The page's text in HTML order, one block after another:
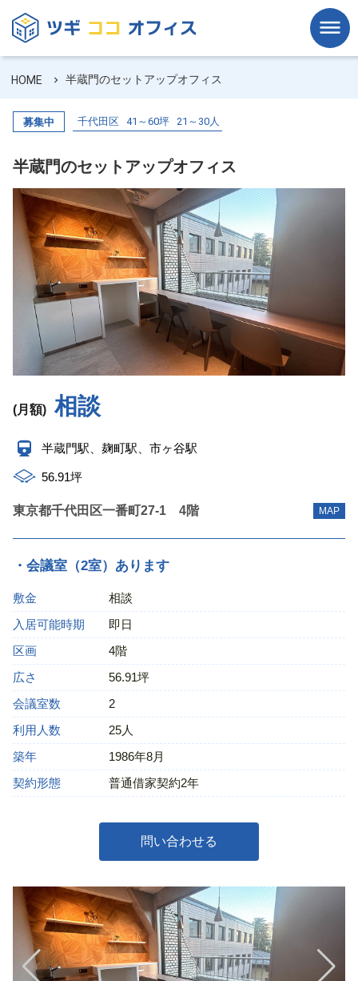
HOME 半蔵門のセットアップオフィス
募集中 千代田区 41～60坪 21～30人
半蔵門のセットアップオフィス
(月額) 相談
半蔵門駅、麹町駅、市ヶ谷駅
56.91坪
東京都千代田区一番町27‐1 4階 MAP
・会議室（2室）あります
敷金
相談
入居可能時期
即日
区画
4階
広さ
56.91坪
会議室数
2
利用人数
25人
築年
1986年8月
契約形態
普通借家契約2年
問い合わせる